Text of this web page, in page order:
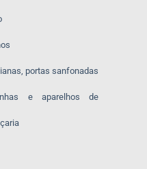
portas sanfonadas
e aparelhos de